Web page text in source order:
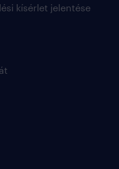
kísérlet jelentése